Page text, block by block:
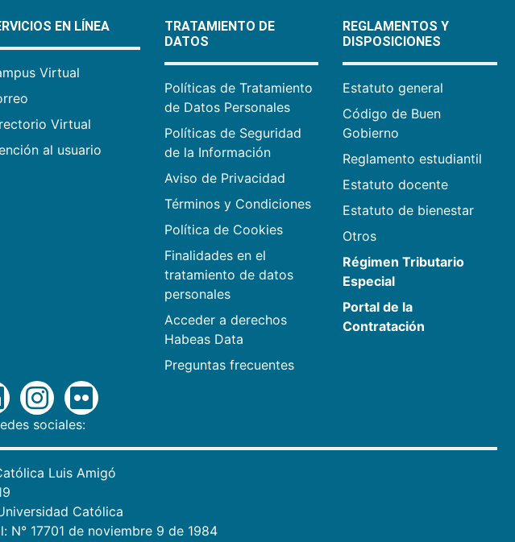
EN LÍNEA
Virtual
Virtual
al usuario
TRATAMIENTO DE
DATOS
Políticas de Tratamiento
de Datos Personales
Políticas de Seguridad
de la Información
Aviso de Privacidad
Términos y Condiciones
Política de Cookies
Finalidades en el
tratamiento de datos
personales
Acceder a derechos
Habeas Data
Preguntas frecuentes
REGLAMENTOS Y
DISPOSICIONES
Estatuto general
Código de Buen
Gobierno
Reglamento estudiantil
Estatuto docente
Estatuto de bienestar
Otros
Régimen Tributario
Especial
Portal de la
Contratación
sociales:
Luis Amigó
Católica
N° 17701 de noviembre 9 de 1984